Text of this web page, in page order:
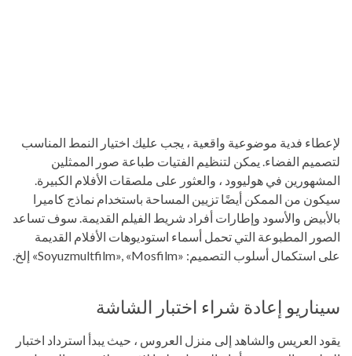
لإعطاء فدية موضوعية واقعية ، يجب عليك اختيار النمط المناسب
لتصميم الفضاء. يمكن لتنظيم الفتيات طباعة صور الممثلين
المشهورين في هوليوود ، والعثور على ملصقات الأفلام الكبيرة.
سيكون من الممكن أيضًا تزيين المساحة باستخدام نماذج كاميرا
بالأبيض والأسود وإطارات أفراد شريط الفيلم القديمة. سوف تساعد
الصور المطبوعة التي تحمل أسماء استوديوهات الأفلام القديمة
على استكمال أسلوب التصميم: «Soyuzmultfilm», «Mosfilm» إلخ.
سيناريو إعادة شراء اختبار الشاشة
يقود العريس والشاهد إلى منزل العروس ، حيث يبدأ استرداد اختبار